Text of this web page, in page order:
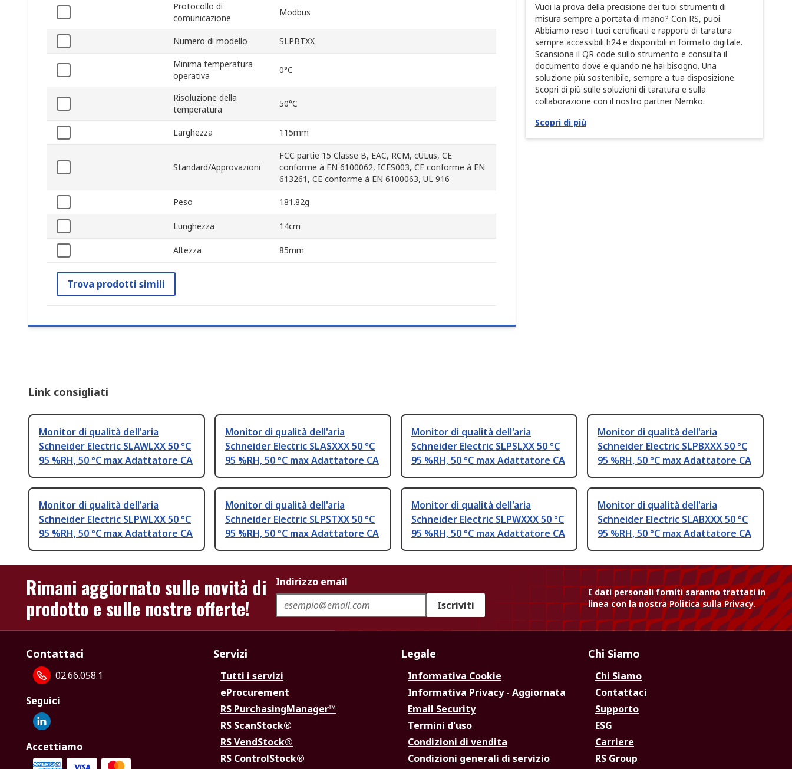
Vuoi la prova della precisione dei tuoi strumenti di
misura sempre a portata di mano? Con RS, puoi.
Abbiamo reso i tuoi certificati e rapporti di taratura
sempre accessibili h24 e disponibili in formato digitale.
Scansiona il QR code sullo strumento e consulta il
documento dove e quando ne hai bisogno. Una
soluzione più sostenibile, sempre a tua disposizione.
Scopri di più sulle soluzioni di taratura e sulla
collaborazione con il nostro partner Nemko.
Scopri di più
Protocollo di
comunicazione
Modbus
Numero di modello SLPBTXX
Minima temperatura
operativa
0°C
Risoluzione della
temperatura
50°C
Larghezza 115mm
Standard/Approvazioni
FCC partie 15 Classe B, EAC, RCM, cULus, CE
conforme à EN 6100062, ICES003, CE conforme à EN
613261, CE conforme à EN 6100063, UL 916
Peso 181.82g
Lunghezza 14cm
Altezza 85mm
Trova prodotti simili
Link consigliati
Monitor di qualità dell'aria
Schneider Electric SLAWLXX 50 °C
95 %RH, 50 °C max Adattatore CA
Monitor di qualità dell'aria
Schneider Electric SLASXXX 50 °C
95 %RH, 50 °C max Adattatore CA
Monitor di qualità dell'aria
Schneider Electric SLPSLXX 50 °C
95 %RH, 50 °C max Adattatore CA
Monitor di qualità dell'aria
Schneider Electric SLPBXXX 50 °C
95 %RH, 50 °C max Adattatore CA
Monitor di qualità dell'aria
Schneider Electric SLPWLXX 50 °C
95 %RH, 50 °C max Adattatore CA
Monitor di qualità dell'aria
Schneider Electric SLPSTXX 50 °C
95 %RH, 50 °C max Adattatore CA
Monitor di qualità dell'aria
Schneider Electric SLPWXXX 50 °C
95 %RH, 50 °C max Adattatore CA
Monitor di qualità dell'aria
Schneider Electric SLABXXX 50 °C
95 %RH, 50 °C max Adattatore CA
Rimani aggiornato sulle novità di
prodotto e sulle nostre offerte!
Indirizzo email
Iscriviti
I dati personali forniti saranno trattati in
linea con la nostraPolitica sulla Privacy.
Contattaci
02.66.058.1
Seguici
Accettiamo
Servizi
Tutti i servizi
eProcurement
RS PurchasingManager™
RS ScanStock®
RS VendStock®
RS ControlStock®
Legale
Informativa Cookie
Informativa Privacy - Aggiornata
Email Security
Termini d'uso
Condizioni di vendita
Condizioni generali di servizio
Chi Siamo
Chi Siamo
Contattaci
Supporto
ESG
Carriere
RS Group